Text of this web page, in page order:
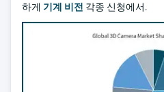
하게 기계 비전 각종 신청에서.